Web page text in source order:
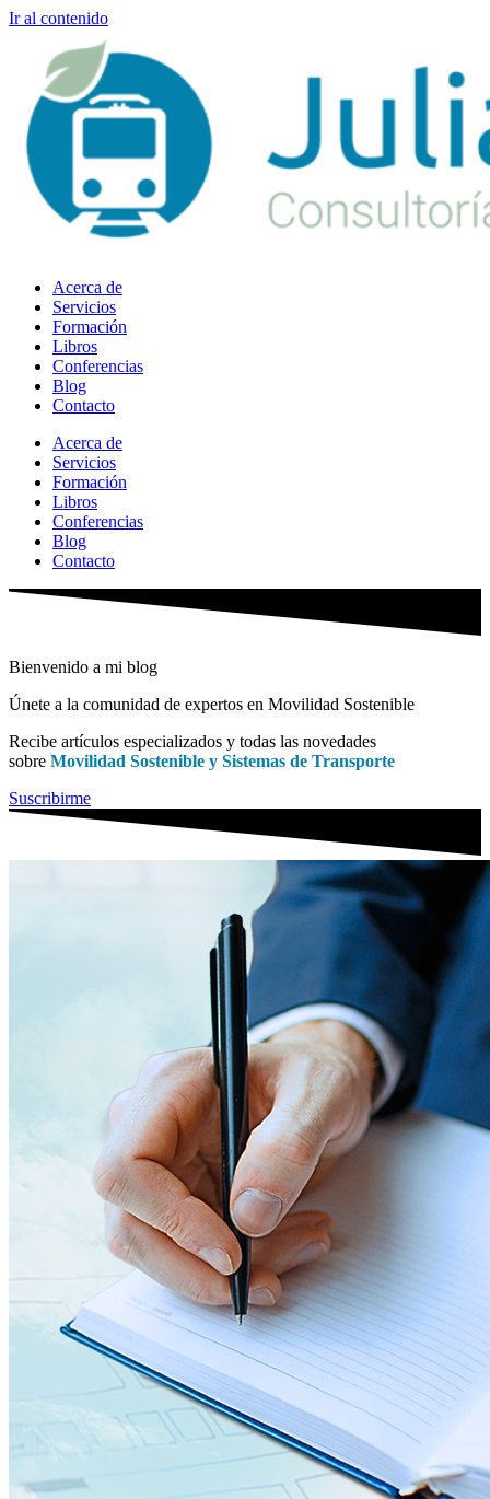
Ir al contenido
Acerca de
Servicios
Formación
Libros
Conferencias
Blog
Contacto
Acerca de
Servicios
Formación
Libros
Conferencias
Blog
Contacto
Bienvenido a mi blog
Únete a la comunidad de expertos en Movilidad Sostenible
Recibe artículos especializados y todas las novedades
sobre Movilidad Sostenible y Sistemas de Transporte
Suscribirme